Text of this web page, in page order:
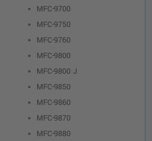
MFC-9700
MFC-9750
MFC-9760
MFC-9800
MFC-9800 J
MFC-9850
MFC-9860
MFC-9870
MFC-9880